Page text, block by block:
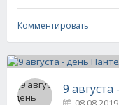
Комментировать
9